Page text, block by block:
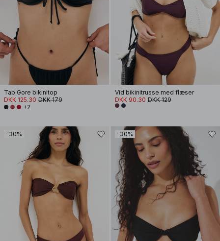
Tab Gore bikinitop
DKK 125.30 DKK 179
+2
Vid bikinitrusse med flæser
DKK 90.30 DKK 129
-30% -30%